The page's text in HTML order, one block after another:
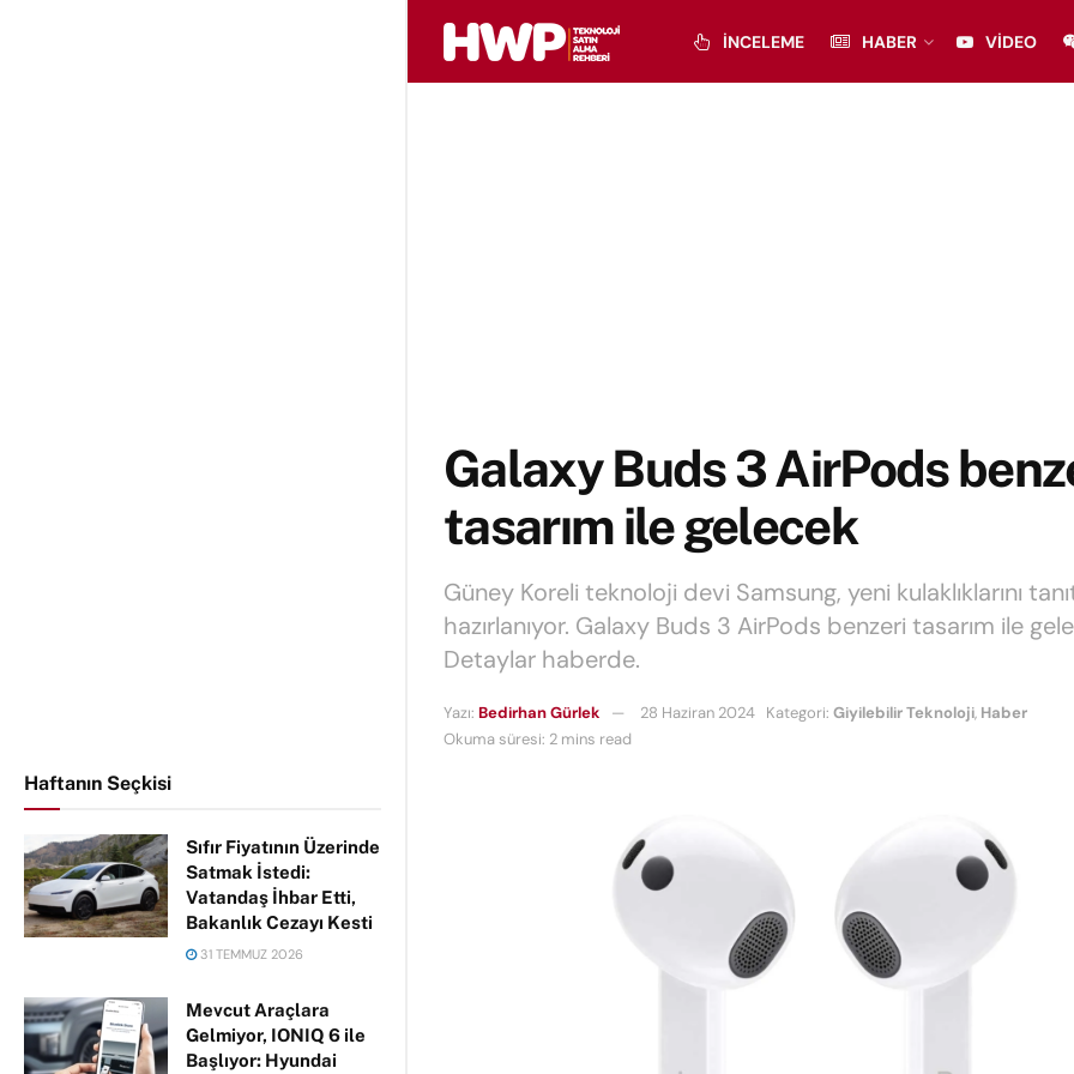
Haftanın Seçkisi
Sıfır Fiyatının Üzerinde
Satmak İstedi:
Vatandaş İhbar Etti,
Bakanlık Cezayı Kesti
31 TEMMUZ 2026
Mevcut Araçlara
Gelmiyor, IONIQ 6 ile
Başlıyor: Hyundai
İNCELEME HABER VIDEO
Galaxy Buds 3 AirPods
tasarım ile gelecek
Güney Koreli teknoloji devi Samsung, yeni kulaklıklarını
hazırlanıyor. Galaxy Buds 3 AirPods benzeri tasarım ile
Detaylar haberde.
Yazı: Bedirhan Gürlek 28 Haziran 2024 Kategori: Giyilebilir Teknoloji, Haber
Okuma süresi: 2 mins read